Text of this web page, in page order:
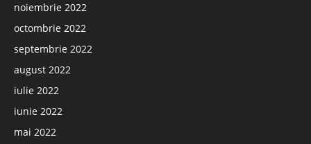
noiembrie 2022
octombrie 2022
septembrie 2022
august 2022
iulie 2022
iunie 2022
mai 2022